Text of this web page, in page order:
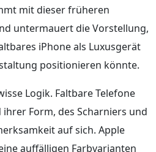
mit dieser früheren
untermauert die Vorstellung,
iPhone als Luxusgerät
positionieren könnte.
Logik. Faltbare Telefone
Form, des Scharniers und
auf sich. Apple
auffälligen Farbvarianten